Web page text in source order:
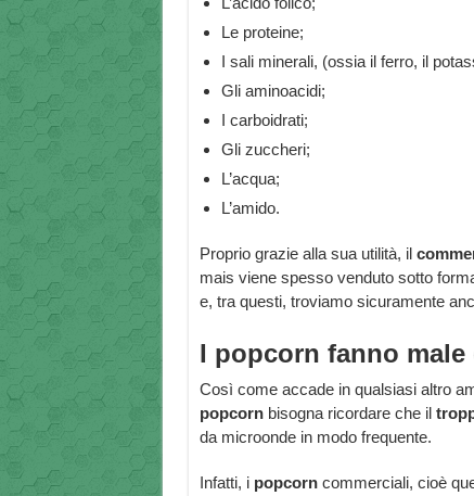
Le proteine;
I sali minerali, (ossia il ferro, il
Gli aminoacidi;
I carboidrati;
Gli zuccheri;
L’acqua;
L’amido.
Proprio grazie alla sua utilità, il
mais viene spesso venduto sotto
e, tra questi, troviamo sicuramente
I popcorn fanno
Così come accade in qualsiasi altro
popcorn bisogna ricordare che il
da microonde in modo frequente.
Infatti, i popcorn commerciali, cioè